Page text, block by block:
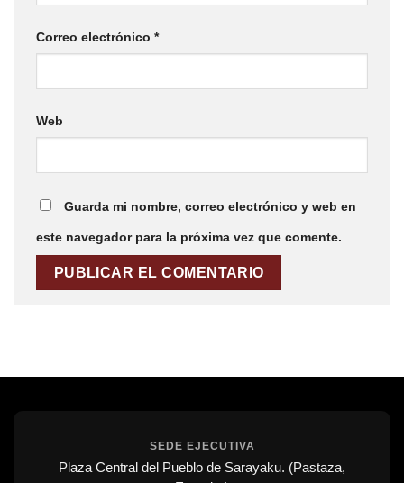
Correo electrónico *
Web
Guarda mi nombre, correo electrónico y web en
este navegador para la próxima vez que comente.
SEDE EJECUTIVA
Plaza Central del Pueblo de Sarayaku. (Pastaza,